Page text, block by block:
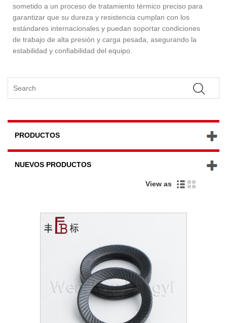
sometido a un proceso de tratamiento térmico preciso para
garantizar que su dureza y resistencia cumplan con los
estándares internacionales y puedan soportar condiciones
de trabajo de alta presión y carga pesada, asegurando la
estabilidad y confiabilidad del equipo.
PRODUCTOS
NUEVOS PRODUCTOS
View as